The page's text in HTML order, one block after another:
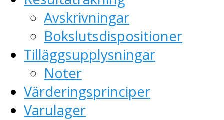
Avskrivningar
Bokslutsdispositioner
Tilläggsupplysningar
Noter
Värderingsprinciper
Varulager